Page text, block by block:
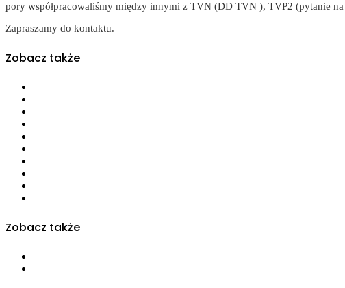
pory współpracowaliśmy między innymi z TVN (DD TVN ), TVP2 (pytanie
Zapraszamy do kontaktu.
Zobacz także
Zobacz także